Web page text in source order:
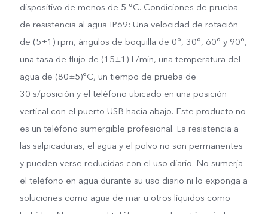
dispositivo de menos de 5 °C. Condiciones de prueba
de resistencia al agua IP69: Una velocidad de rotación
de (5±1) rpm, ángulos de boquilla de 0°, 30°, 60° y 90°,
una tasa de flujo de (15±1) L/min, una temperatura del
agua de (80±5)°C, un tiempo de prueba de
30 s/posición y el teléfono ubicado en una posición
vertical con el puerto USB hacia abajo. Este producto no
es un teléfono sumergible profesional. La resistencia a
las salpicaduras, el agua y el polvo no son permanentes
y pueden verse reducidas con el uso diario. No sumerja
el teléfono en agua durante su uso diario ni lo exponga a
soluciones como agua de mar u otros líquidos como